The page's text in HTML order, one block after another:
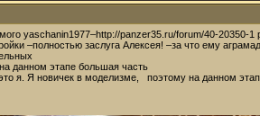
yaschanin1977–http://panzer35.ru/forum/40-20350-1
стройки –полностью заслуга Алексея!
данном этапе большая часть
я. Я новичек в моделизме, поэтому на данном